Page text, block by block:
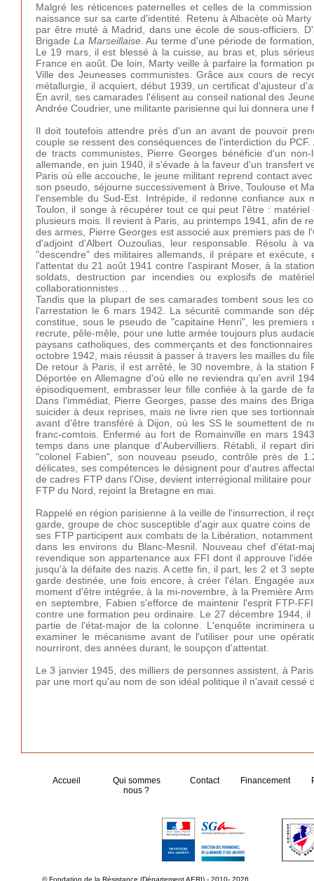
Malgré les réticences paternelles et celles de la
naissance sur sa carte d'identité. Retenu à Albacète où
par être muté à Madrid, dans une école de sous-officiers.
Brigade La Marseillaise. Au terme d'une période de
Le 19 mars, il est blessé à la cuisse, au bras et, plus
France en août. De loin, Marty veille à parfaire la formation
Ville des Jeunesses communistes. Grâce aux cours de
métallurgie, il acquiert, début 1939, un certificat d'ajusteur
En avril, ses camarades l'élisent au conseil national des
Andrée Coudrier, une militante parisienne qui lui donnera
Il doit toutefois attendre près d'un an avant de pouvoir
couple se ressent des conséquences de l'interdiction du
de tracts communistes, Pierre Georges bénéficie d'un
allemande, en juin 1940, il s'évade à la faveur d'un transfert
Paris où elle accouche, le jeune militant reprend contact
son pseudo, séjourne successivement à Brive, Toulouse et
l'ensemble du Sud-Est. Intrépide, il redonne confiance
Toulon, il songe à récupérer tout ce qui peut l'être :
plusieurs mois. Il revient à Paris, au printemps 1941, afin de
des armes, Pierre Georges est associé aux premiers pas de
d'adjoint d'Albert Ouzoulias, leur responsable. Résolu à
"descendre" des militaires allemands, il prépare et
l'attentat du 21 août 1941 contre l'aspirant Moser, à la
soldats, destruction par incendies ou explosifs de
collaborationnistes…
Tandis que la plupart de ses camarades tombent sous les
l'arrestation le 6 mars 1942. La sécurité commande son
constitue, sous le pseudo de "capitaine Henri", les
recrute, pêle-mêle, pour une lutte armée toujours plus
paysans catholiques, des commerçants et des
octobre 1942, mais réussit à passer à travers les mailles du
De retour à Paris, il est arrêté, le 30 novembre, à la
Déportée en Allemagne d'où elle ne reviendra qu'en avril
épisodiquement, embrasser leur fille confiée à la garde de
Dans l'immédiat, Pierre Georges, passe des mains des
suicider à deux reprises, mais ne livre rien que ses
avant d'être transféré à Dijon, où les SS le soumettent de
franc-comtois. Enfermé au fort de Romainville en mars
temps dans une planque d'Aubervilliers. Rétabli, il repart
"colonel Fabien", son nouveau pseudo, contrôle près de
délicates, ses compétences le désignent pour d'autres
de cadres FTP dans l'Oise, devient interrégional militaire
FTP du Nord, rejoint la Bretagne en mai.
Rappelé en région parisienne à la veille de l'insurrection, il
garde, groupe de choc susceptible d'agir aux quatre coins
ses FTP participent aux combats de la Libération,
dans les environs du Blanc-Mesnil. Nouveau chef d'état-
revendique son appartenance aux FFI dont il approuve
jusqu'à la défaite des nazis. A cette fin, il part, les 2 et 3
garde destinée, une fois encore, à créer l'élan. Engagée
moment d'être intégrée, à la mi-novembre, à la Première
en septembre, Fabien s'efforce de maintenir l'esprit FTP-
contre une formation peu ordinaire. Le 27 décembre 1944,
partie de l'état-major de la colonne. L'enquête
examiner le mécanisme avant de l'utiliser pour une
nourriront, des années durant, le soupçon d'attentat.
Le 3 janvier 1945, des milliers de personnes assistent, à
par une mort qu'au nom de son idéal politique il n'avait cessé
Accueil
Qui sommes
nous ?
Contact Financement
© Fondation de la Résistance (Département AERI) - 2010- 2026